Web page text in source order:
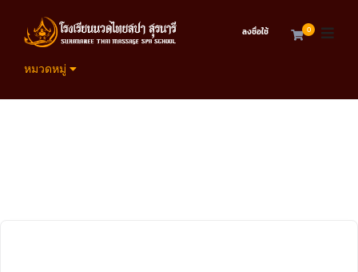
หมวดหมู่
0
ลงชื่อใช้